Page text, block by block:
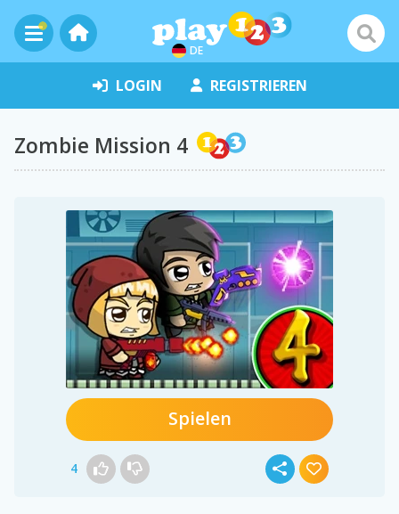
DE
LOGIN REGISTRIEREN
Zombie Mission 4
Spielen
4